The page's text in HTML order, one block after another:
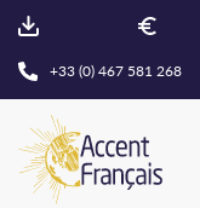
+33 (0) 467 581 268